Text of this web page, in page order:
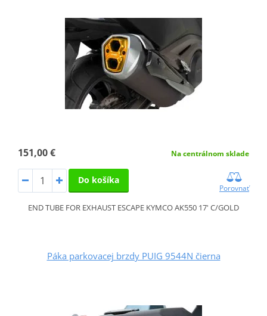
151,00 € Na centrálnom sklade
Do košíka
Porovnať
END TUBE FOR EXHAUST ESCAPE KYMCO AK550 17' C/GOLD
Páka parkovacej brzdy PUIG 9544N čierna